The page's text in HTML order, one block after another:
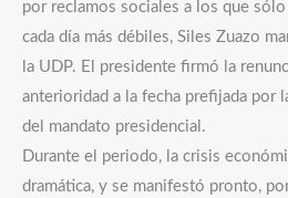
por reclamos sociales a los que
cada día más débiles, Siles Zuazo
la UDP. El presidente firmó la
anterioridad a la fecha prefijada por
del mandato presidencial.
Durante el periodo, la crisis
dramática, y se manifestó pronto,